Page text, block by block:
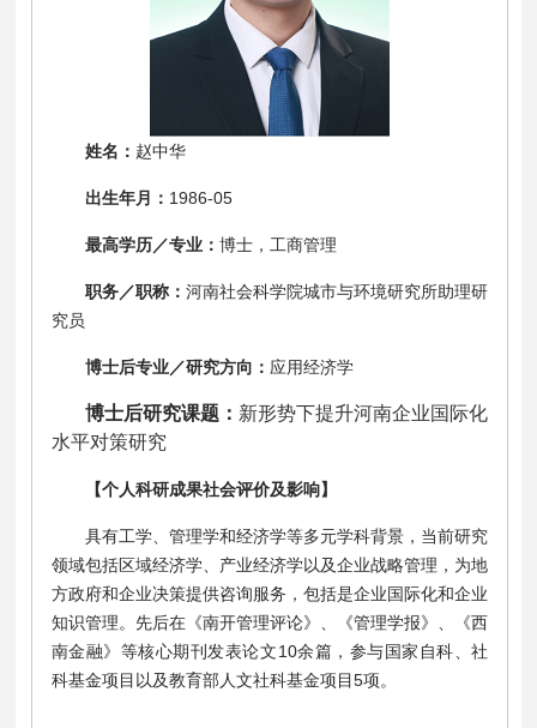
姓名： 赵中华
出生年月： 1986-05
最高学历／专业： 博士，工商管理
职务／职称： 河南社会科学院城市与环境研究所助理研
究员
博士后专业／研究方向： 应用经济学
博士后研究课题： 新形势下提升河南企业国际化
水平对策研究
【个人科研成果社会评价及影响】
具有工学、管理学和经济学等多元学科背景，当前研究
领域包括区域经济学、产业经济学以及企业战略管理，为地
方政府和企业决策提供咨询服务，包括是企业国际化和企业
知识管理。先后在《南开管理评论》、《管理学报》、《西
南金融》等核心期刊发表论文10余篇，参与国家自科、社
科基金项目以及教育部人文社科基金项目5项。